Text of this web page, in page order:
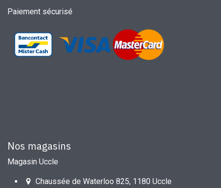
Paiement sécurisé
Nos magasins
Magasin Uccle
Chaussée de Waterloo 825, 1180 Uccle